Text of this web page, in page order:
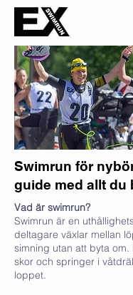
Swimrun för
guide med allt du
Vad är swimrun?
Swimrun är en
deltagare växlar mellan
simning utan att byta om.
skor och springer i
loppet.